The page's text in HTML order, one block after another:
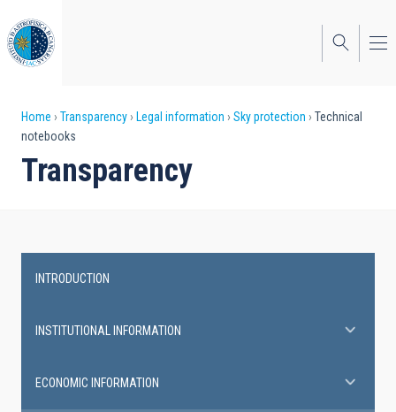
to
main
content
Breadcrumb
Home Transparency Legal information Sky protection
Technical
notebooks
Transparency
INTRODUCTION
INSTITUTIONAL INFORMATION
ECONOMIC INFORMATION